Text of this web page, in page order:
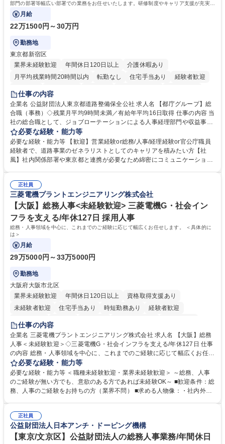
部門の部署等幅広い部署での業務をお任せいたします。研修制度やキャリア支援が充実し
ております！ ※下記業務詳細
月給
22万1500円～30万円
勤務地
東京都新宿区
業界未経験歓迎
年間休日120日以上
介護休暇あり
月平均残業時間20時間以内
転勤なし 住宅手当あり
経験者歓迎
研修あり
退職金あり
駅近5分以内
資格取得手当あり 食事補助あり
仕事の内容
企業名 公益財団法人東京都道路整備保全公社 求人名 【都庁グループ】総
合職（事務）◇残業月平均9時間未満／有給年平均16日取得 仕事の内容 当
社の総合職として、ジョブローテーションによる人事経理部門や収益事業
等のフロント部門の部署等幅広い部署での業務をお任せいたします。研修
制度やキャリア支援が充実しております！ ※下記業務詳細 【業務詳細】■
管理部門：広報、人事、経理など当公社の運営に係る管理業務 ■収益部
門：駐車場の新規開拓、管理運営、新宿駅西口広場の「イベントコーナ
道路施設や道路工事現場の見学ツアー事業 ※入社後は上記いずれかの部門
へ配属。※業務内容変更の範囲：会社の定める業務 募集職種 【都庁グル
ープ】総合職（事務）◇残業月平均9時間未満／有給年平均16日取得
必要な経験・能力等
必要な経験・能力等 【歓迎】営業経験or総務/人事/経理経験or官公庁職員
経験者で、道路事業のゼネラリストとしてのキャリアを積みたい方【社
風】社内関係部署や東京都と連携が必要なため綿密にコミュニケーション
部門など多岐に渡る業務を経験できます。 ■様々なプロジェクト：駐車場
事業の他、新宿駅西口広場内に設置された照明を兼ねた広告「ブライトサ
イン」の管理運営を行うなど、事業収益を生み出す活動を積極的に行って
います。 学歴・資格 学歴：大学院 大学 高専 短大 専修学校 高校 語学力：
資格：
正社員
三菱電機プラントエンジニアリング株式会社
【大阪】総務人事<未経験歓迎> 三菱電機G・社会イン
フラを支える/年休127日 採用人事
総務・人事領域を中心に、これまでのご経験に応じて幅広くお任せします。 ＜具体的に
は＞
月給
29万5000円～33万5000円
勤務地
大阪府大阪市北区
業界未経験歓迎
年間休日120日以上
資格取得支援あり
未経験者歓迎
住宅手当あり 時短勤務あり
経験者歓迎
退職金あり
駅近5分以内
土日祝休み 服装自由 寮・社宅あり 食事補助あり
仕事の内容
企業名 三菱電機プラントエンジニアリング株式会社 求人名 【大阪】総務
人事＜未経験歓迎＞◇三菱電機G・社会インフラを支える/年休127日 仕事
の内容 総務・人事領域を中心に、これまでのご経験に応じて幅広くお任せ
します。 ＜具体的には＞ ・総務/人事労務（給与・社保・勤怠管理など）
・採用・教育研修 ・福利厚生運用 など ※基本的には事務所勤務ですが、
採用や教育等の業務内容により、関西圏以外への日帰り・宿泊を伴う国内
出張もございます。 ※担当業務を持ちつつ、お互いに助け合いながら、総
必要な経験・能力等
必要な経験・能力等 ＜職種未経験歓迎・業界未経験歓迎＞ ～総務、人事
のご経験が無い方でも、意欲のある方であれば未経験OK～ ■歓迎条件：総
務、人事のご経験をお持ちの方（業界不問） ■求める人物像：・社内外の
正社員
公益財団法人日本アンチ・ドーピング機構
【東京/文京区】公益財団法人の総務人事業務/年間休日